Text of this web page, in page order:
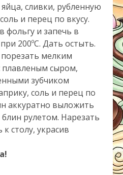
сливки, рубленную
и перец по вкусу.
фольгу и запечь в
200ºС. Дать остыть.
мелким
плавленым сыром,
зубчиком
соль и перец по
аккуратно выложить
рулетом. Нарезать
столу, украсив